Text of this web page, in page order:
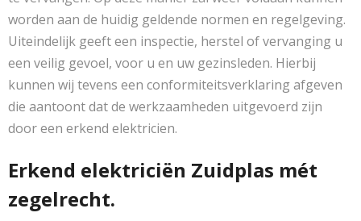
worden aan de huidig geldende normen en regelgeving.
Uiteindelijk geeft een inspectie, herstel of vervanging u
een veilig gevoel, voor u en uw gezinsleden. Hierbij
kunnen wij tevens een conformiteitsverklaring afgeven
die aantoont dat de werkzaamheden uitgevoerd zijn
door een erkend elektricien.
Erkend elektriciën Zuidplas mét
zegelrecht.